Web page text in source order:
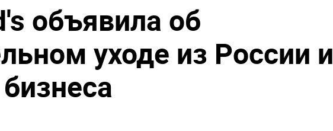
объявила об
уходе из России и